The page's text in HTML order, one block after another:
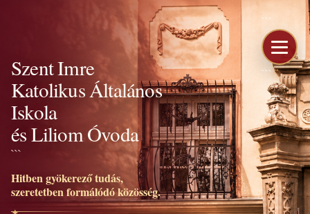
```
```
Szent Imre
Katolikus Általános
Iskola
és Liliom Óvoda
```
Hitben gyökerező tudás,
szeretetben formálódó közösség.